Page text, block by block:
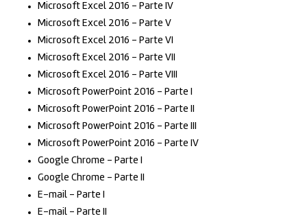
Microsoft Excel 2016 – Parte IV
Microsoft Excel 2016 – Parte V
Microsoft Excel 2016 – Parte VI
Microsoft Excel 2016 – Parte VII
Microsoft Excel 2016 – Parte VIII
Microsoft PowerPoint 2016 – Parte I
Microsoft PowerPoint 2016 – Parte II
Microsoft PowerPoint 2016 – Parte III
Microsoft PowerPoint 2016 – Parte IV
Google Chrome – Parte I
Google Chrome – Parte II
E-mail – Parte I
E-mail – Parte II